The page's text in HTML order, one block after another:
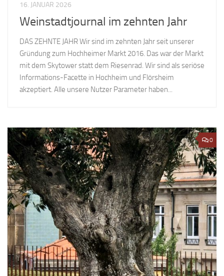
16. JANUAR 2026
Weinstadtjournal im zehnten Jahr
DAS ZEHNTE JAHR Wir sind im zehnten Jahr seit unserer
Gründung zum Hochheimer Markt 2016. Das war der Markt
mit dem Skytower statt dem Riesenrad. Wir sind als seriöse
Informations-Facette in Hochheim und Flörsheim
akzeptiert. Alle unsere Nutzer Parameter haben...
0